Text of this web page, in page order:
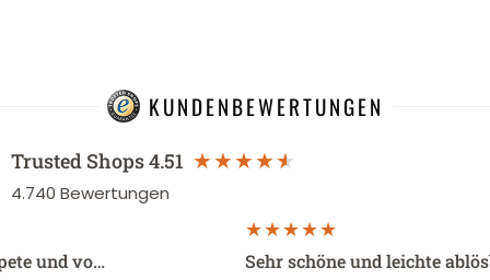
KUNDENBEWERTUNGEN
Trusted Shops4.51
4.740 Bewertungen
und vo… Sehr schöne und leichte